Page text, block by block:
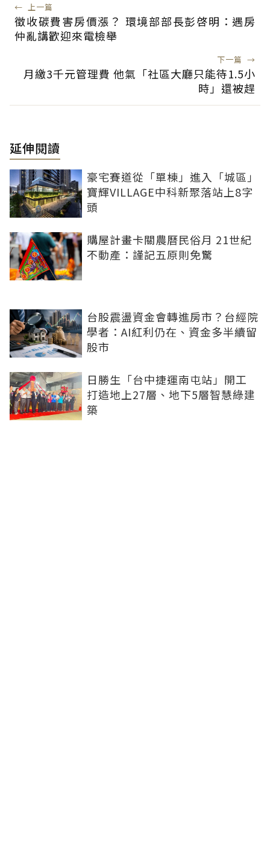
← 上一篇
徵收碳費害房價漲？ 環境部部長彭啓明：遇房
仲亂講歡迎來電檢舉
下一篇 →
月繳3千元管理費 他氣「社區大廳只能待1.5小
時」還被趕
延伸閱讀
豪宅賽道從「單棟」進入「城區」
寶輝VILLAGE中科新聚落站上8字
頭
購屋計畫卡關農曆民俗月 21世紀
不動產：謹記五原則免驚
台股震盪資金會轉進房市？台經院
學者：AI紅利仍在、資金多半續留
股市
日勝生「台中捷運南屯站」開工
打造地上27層、地下5層智慧綠建
築